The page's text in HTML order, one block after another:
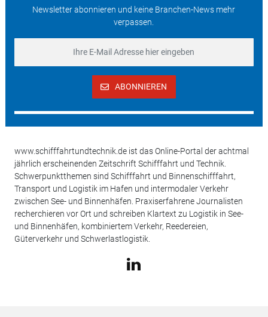
Newsletter abonnieren und keine Branchen-News mehr
verpassen.
ABONNIEREN
www.schifffahrtundtechnik.de ist das Online-Portal der achtmal
jährlich erscheinenden Zeitschrift Schifffahrt und Technik.
Schwerpunktthemen sind Schifffahrt und Binnenschifffahrt,
Transport und Logistik im Hafen und intermodaler Verkehr
zwischen See- und Binnenhäfen. Praxiserfahrene Journalisten
recherchieren vor Ort und schreiben Klartext zu Logistik in See-
und Binnenhäfen, kombiniertem Verkehr, Reedereien,
Güterverkehr und Schwerlastlogistik.